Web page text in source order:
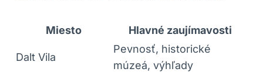
Miesto Hlavné zaujímavosti
Dalt Vila
Pevnosť, historické
múzeá, výhľady